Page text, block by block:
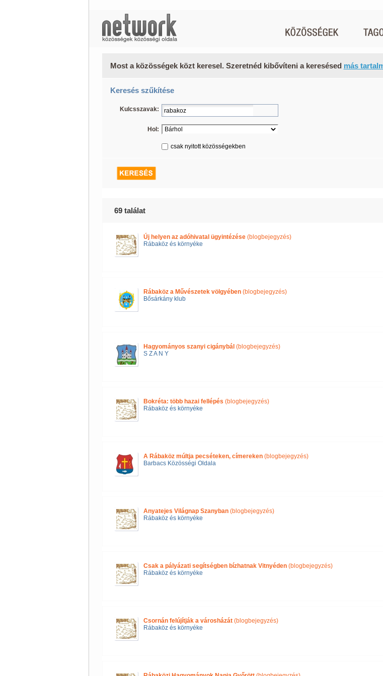
Most a közösségek közt keresel. Szeretnéd kibővíteni a keresésed más
Keresés szűkítése
Kulcsszavak:
Hol:
csak nyitott közösségekben
69 találat
Új helyen az adóhivatal ügyintézése(blogbejegyzés)
Rábaköz és környéke
Rábaköz a Művészetek völgyében(blogbejegyzés)
Bősárkány klub
Hagyományos szanyi cigánybál (blogbejegyzés)
S Z A N Y
Bokréta: több hazai fellépés (blogbejegyzés)
Rábaköz és környéke
A Rábaköz múltja pecséteken, címereken(blogbejegyzés)
Barbacs Közösségi Oldala
Anyatejes Világnap Szanyban(blogbejegyzés)
Rábaköz és környéke
Csak a pályázati segítségben bízhatnak Vitnyéden(blogbejegyzés)
Rábaköz és környéke
Csornán felújítják a városházát(blogbejegyzés)
Rábaköz és környéke